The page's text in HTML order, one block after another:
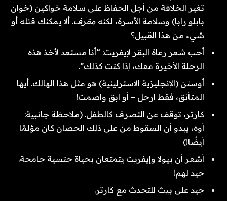
تغير الخلافة من أجل الحفاظ على سلامة خواكين (خوان
بابلو رابا) وسلامة الأسرة، لكنه مقرف. ألا يمكنك قتله أو
شيء من هذا القبيل؟
أحب شعر رعاة البقر لإيفريت: “أنا مستعد لأخذ هذه
الرحلة الأخيرة معك، إذا كنت كذلك”.
أوستن (الإنجليزية الاسترلينية) هو مثل هذا الهالك. أيها
المتأنق، فقط ارحل – أو ابق واصمت!
كارتر، توقف عن التصرف كالطفل. (ملاحظة جانبية:
أوه، يبدو أن السقوط من على ذلك الحصان كان مؤلمًا
أيضًا!)
أشعر أن بيولا وإيفريت يتمتعان بحياة جنسية جامحة.
جيد لهم!
جيد على بيث للتحدث مع كارتر.